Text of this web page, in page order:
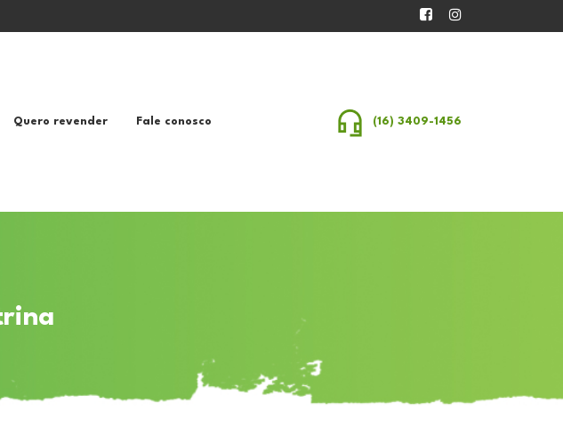
Quero revender Fale conosco (16) 3409-1456